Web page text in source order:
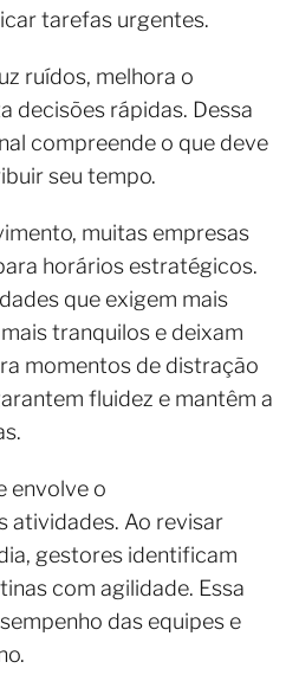
tarefas urgentes.
ruídos, melhora o
decisões rápidas. Dessa
compreende o que deve
seu tempo.
muitas empresas
horários estratégicos.
que exigem mais
tranquilos e deixam
momentos de distração
fluidez e mantêm a
envolve o
atividades. Ao revisar
gestores identificam
com agilidade. Essa
das equipes e